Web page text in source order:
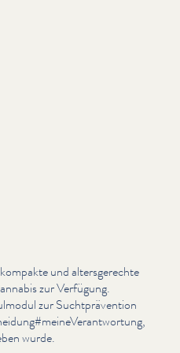
und alters­gerechte
zur Verfügung.
zur Sucht­präven­tion
wurde.